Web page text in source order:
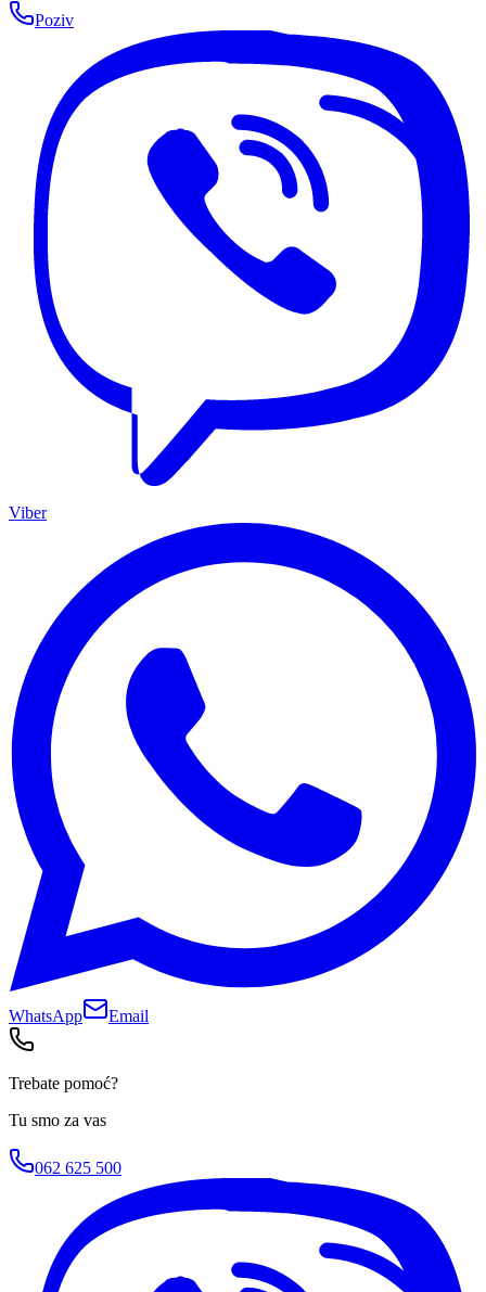
Poziv
Viber
WhatsApp Email
Trebate pomoć?
Tu smo za vas
062 625 500